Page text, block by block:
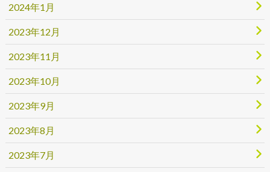
2024年1月
2023年12月
2023年11月
2023年10月
2023年9月
2023年8月
2023年7月